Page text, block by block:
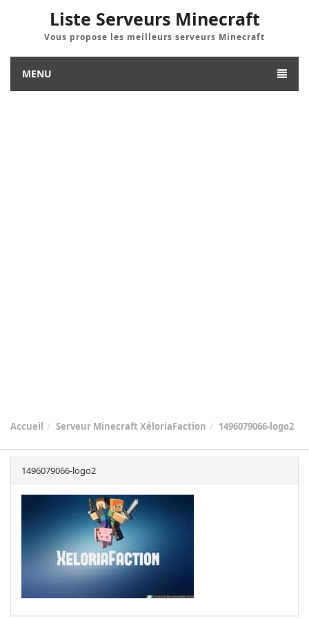
Liste Serveurs Minecraft
Vous propose les meilleurs serveurs Minecraft
MENU
Accueil Serveur Minecraft XéloriaFaction 1496079066-logo2
1496079066-logo2